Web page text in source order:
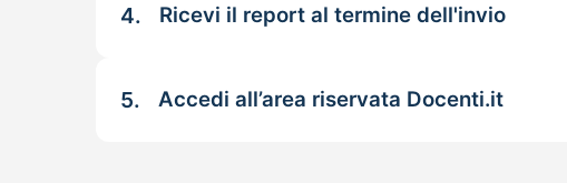
4. Ricevi il report al termine dell'invio
5. Accedi all’area riservata Docenti.it